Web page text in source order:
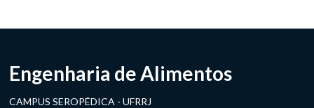
Engenharia de Alimentos
CAMPUS SEROPÉDICA - UFRRJ